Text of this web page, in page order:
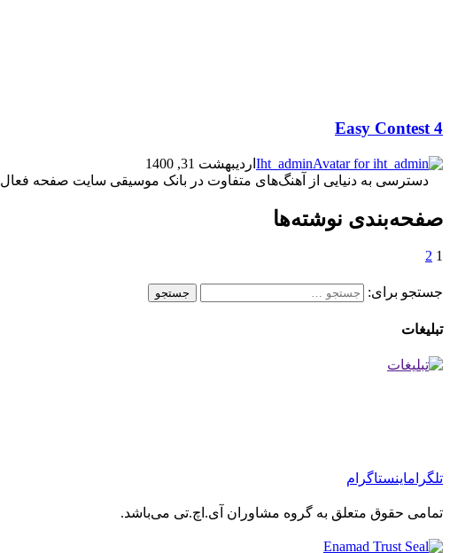
Easy Contest 4
Iht_admin اردیبهشت 31, 1400
دسترسی به دنیایی از آهنگ‌های متفاوت در بانک موسیقی سایت صفحه فعال iht-group در اینستاگرام ...
صفحه‌بندی نوشته‌ها
1
2
جستجو برای:
تبلیغات
تلگراماینستاگرام
تمامی حقوق متعلق به گروه مشاوران آی.اچ.تی می‌باشد.